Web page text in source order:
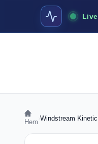
Live
Hem Windstream Kinetic